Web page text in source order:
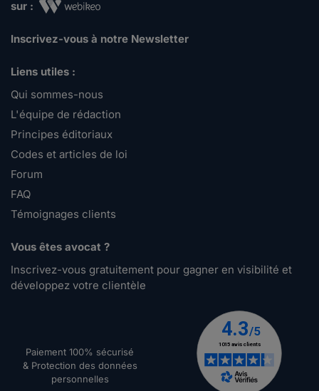
sur :
Inscrivez-vous à notre Newsletter
Liens utiles :
Qui sommes-nous
L'équipe de rédaction
Principes éditoriaux
Codes et articles de loi
Forum
FAQ
Témoignages clients
Vous êtes avocat ?
Inscrivez-vous gratuitement pour gagner en visibilité et
développez votre clientèle
Paiement 100% sécurisé
& Protection des données
personnelles